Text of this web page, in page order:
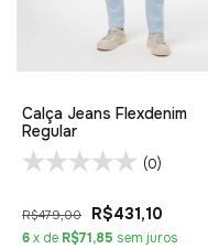
Calça Jeans Flexdenim
Regular
(0)
R$479,00 R$431,10
6x de R$71,85 sem juros